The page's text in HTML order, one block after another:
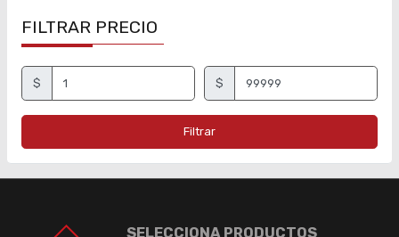
FILTRAR PRECIO
$ $
Filtrar
SELECCIONA PRODUCTOS